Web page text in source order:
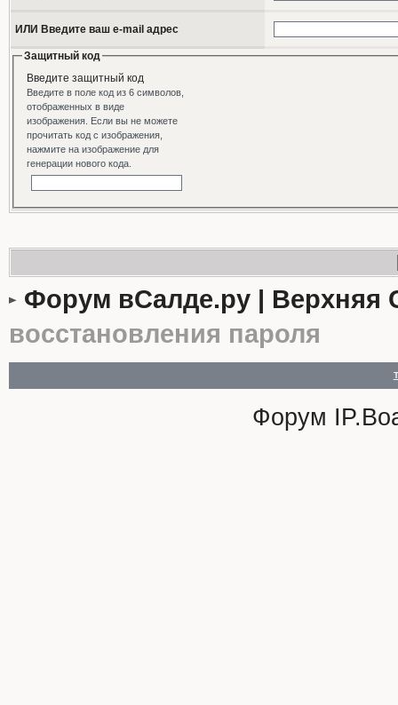
ИЛИ Введите ваш e-mail адрес
Защитный код
Введите защитный код
Введите в поле код из 6 символов,
отображенных в виде
изображения. Если вы не можете
прочитать код с изображения,
нажмите на изображение для
генерации нового кода.
Форум вСалде.ру | Верхняя
восстановления пароля
Форум